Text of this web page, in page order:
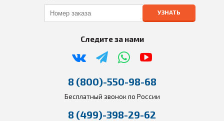
УЗНАТЬ
Следите за нами
8 (800)-550-98-68
Бесплатный звонок по России
8 (499)-398-29-62